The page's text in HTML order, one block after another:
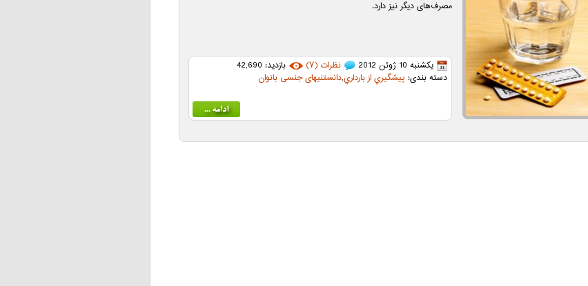
مصرف‌های دیگر نیز دارد.
یکشنبه 10 ژوئن 2012 نظرات (۷)
بازدید: 42,690
دسته بندی: پيشگيري از بارداري,دانستنیهای جنسی بانوان